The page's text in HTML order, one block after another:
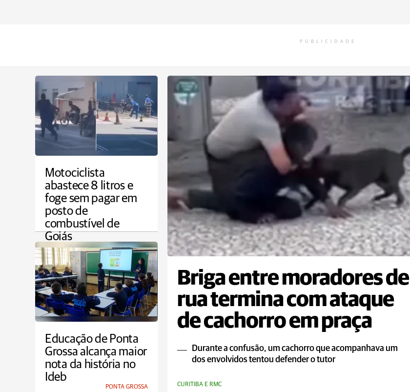
PUBLICIDADE
Motociclista
abastece 8 litros e
foge sem pagar em
posto de
combustível de
Goiás
COTIDIANO
Briga entre moradores de
rua termina com ataque
de cachorro em praça
Durante a confusão, um cachorro que acompanhava um
dos envolvidos tentou defender o tutor
CURITIBA E RMC
Educação de Ponta
Grossa alcança maior
nota da história no
Ideb
PONTA GROSSA